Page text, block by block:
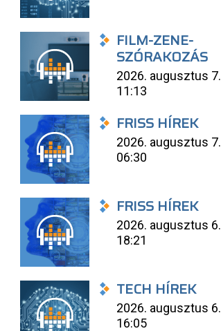
FILM-ZENE-
SZÓRAKOZÁS
2026. augusztus 7.
11:13
FRISS HÍREK
2026. augusztus 7.
06:30
FRISS HÍREK
2026. augusztus 6.
18:21
TECH HÍREK
2026. augusztus 6.
16:05